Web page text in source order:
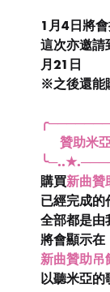
1月4日將
這次亦邀請
月21日
※之後還能
贊助米亞
購買新曲贊
已經完成的
全部都是由
將會顯示在
新曲贊助吊
以聽米亞的